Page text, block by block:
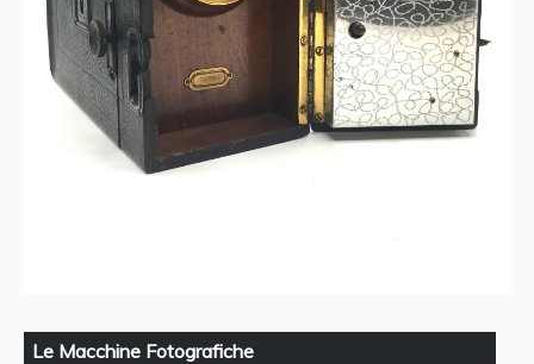
Le Macchine Fotografiche